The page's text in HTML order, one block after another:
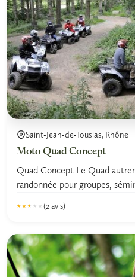
Saint-Jean-de-Touslas, Rhône
Moto Quad Concept
Quad Concept Le Quad
randonnée pour groupes,
★★★★★
★★★★★ (2 avis)